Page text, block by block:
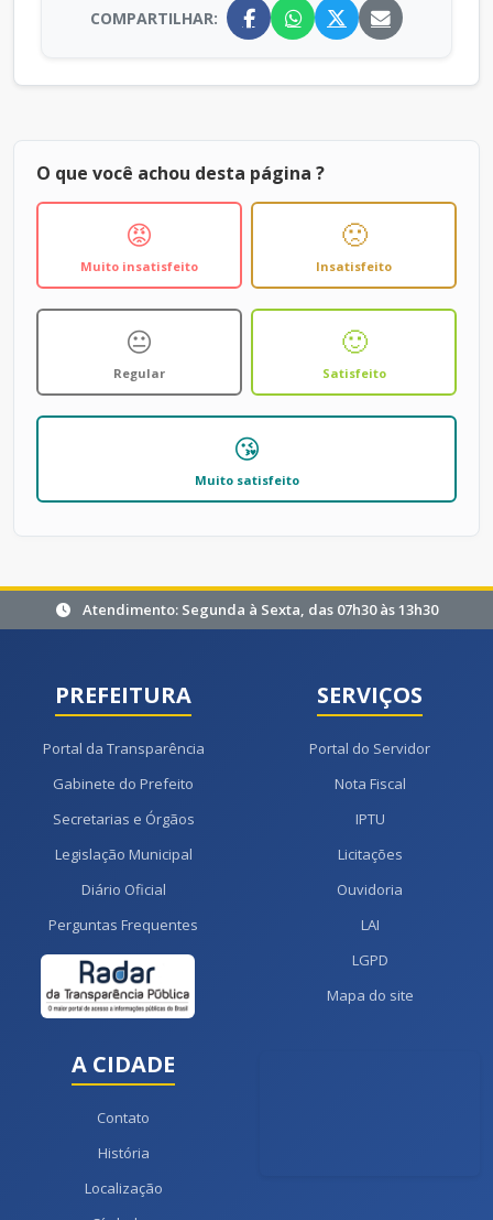
COMPARTILHAR:
O que você achou desta página ?
😡
Muito insatisfeito
🙁
Insatisfeito
😐
Regular
🙂
Satisfeito
😘
Muito satisfeito
Atendimento: Segunda à Sexta, das 07h30 às 13h30
PREFEITURA
Portal da Transparência
Gabinete do Prefeito
Secretarias e Órgãos
Legislação Municipal
Diário Oficial
Perguntas Frequentes
SERVIÇOS
Portal do Servidor
Nota Fiscal
IPTU
Licitações
Ouvidoria
LAI
LGPD
Mapa do site
A CIDADE
Contato
História
Localização